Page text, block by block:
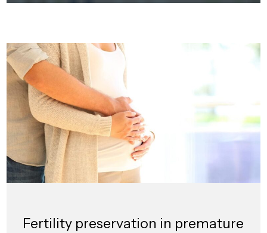
Fertility preservation in premature